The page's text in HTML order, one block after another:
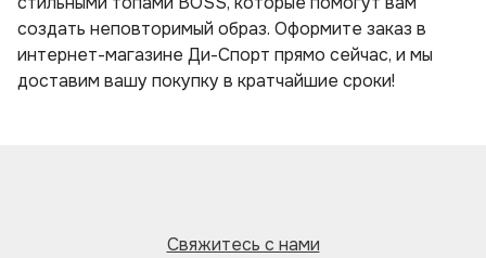
создать неповторимый образ. Оформите заказ в
интернет-магазине Ди-Спорт прямо сейчас, и мы
доставим вашу покупку в кратчайшие сроки!
Свяжитесь с нами